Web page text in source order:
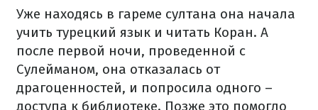
Уже находясь в гареме султана она начала
учить турецкий язык и читать Коран. А
после первой ночи, проведенной с
Сулейманом, она отказалась от
драгоценностей, и попросила одного –
доступа к библиотеке. Позже это помогло